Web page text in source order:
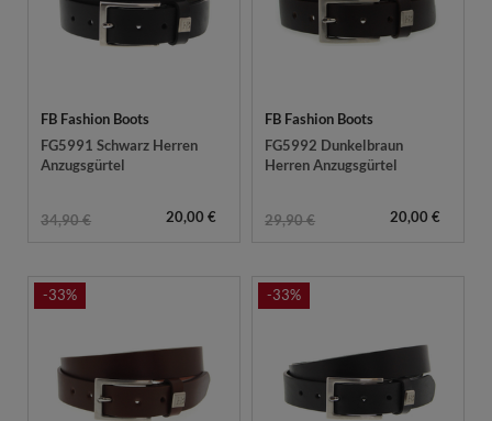
FB Fashion Boots
FG5991 Schwarz Herren
Anzugsgürtel
34,90 € 20,00 €
FB Fashion Boots
FG5992 Dunkelbraun
Herren Anzugsgürtel
29,90 € 20,00 €
-33% -33%